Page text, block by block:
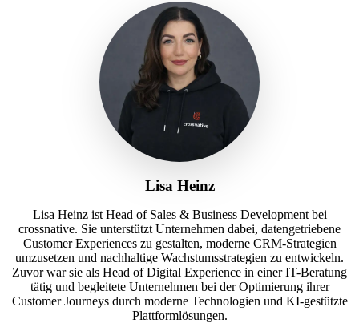
Lisa Heinz
Lisa Heinz ist Head of Sales & Business Development bei
crossnative. Sie unterstützt Unternehmen dabei, datengetriebene
Customer Experiences zu gestalten, moderne CRM-Strategien
umzusetzen und nachhaltige Wachstumsstrategien zu entwickeln.
Zuvor war sie als Head of Digital Experience in einer IT-Beratung
tätig und begleitete Unternehmen bei der Optimierung ihrer
Customer Journeys durch moderne Technologien und KI-gestützte
Plattformlösungen.